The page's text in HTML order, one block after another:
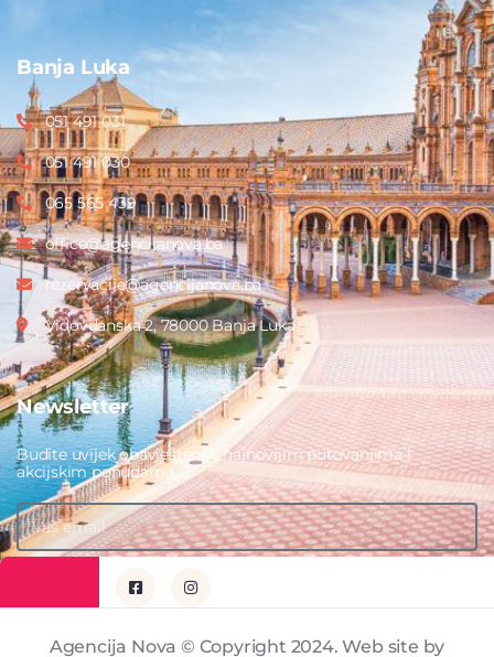
Banja Luka
051 491 031
051 491 030
065 565 439
office@agencijanova.ba
rezervacije@agencijanova.ba
Vidovdanska 2, 78000 Banja Luka
Newsletter
Budite uvijek obavješteni o najnovijim putovanjima i
akcijskim ponudama.
PRIJAVITE SE
Agencija Nova © Copyright 2024. Web site by